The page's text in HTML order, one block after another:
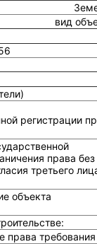
вид
регистрации
права без
третьего
объекта
права требования